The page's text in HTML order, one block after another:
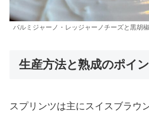
パルミジャーノ・レッジャーノチーズと黒胡
生産方法と熟成のポイ
スプリンツは主にスイスブラウ